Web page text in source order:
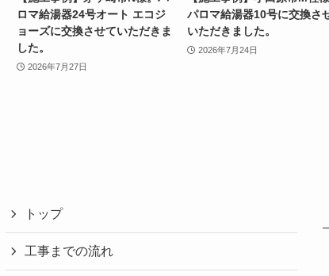
ロマ給湯器24号オート エコジ
ョーズに交換させていただきま
した。
2026年7月27日
パロマ給湯器10号に交換さ
いただきました。
2026年7月24日
トップ
工事までの流れ